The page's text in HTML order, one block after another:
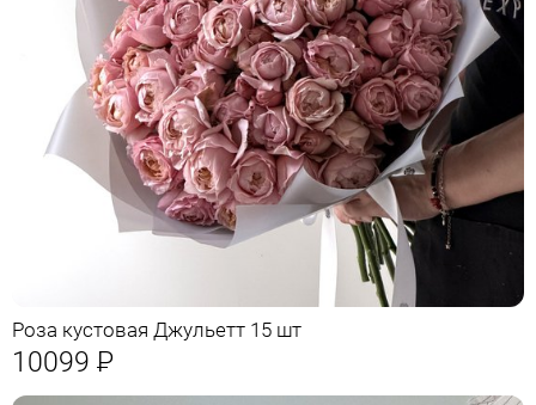
Роза кустовая Джульетт 15 шт
10099 Р